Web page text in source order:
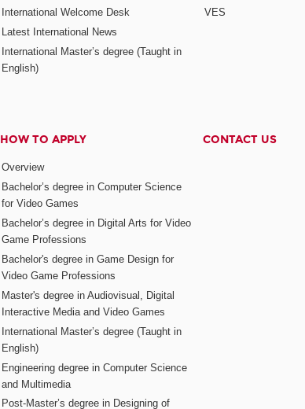
International Welcome Desk
Latest International News
International Master’s degree (Taught in
English)
VES
HOW TO APPLY
Overview
Bachelor’s degree in Computer Science
for Video Games
Bachelor’s degree in Digital Arts for Video
Game Professions
Bachelor's degree in Game Design for
Video Game Professions
Master's degree in Audiovisual, Digital
Interactive Media and Video Games
International Master’s degree (Taught in
English)
Engineering degree in Computer Science
and Multimedia
Post-Master’s degree in Designing of
CONTACT US